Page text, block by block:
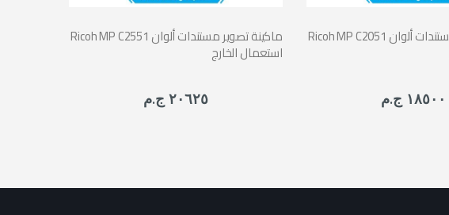
Ricoh MP C2551 ماكينة تصوير مستندات ألوان
استعمال الخارج
٢٠٦٢٥ ج.م
Ricoh MP C2051 ماكينة تصوير مستندات ألوان
١٨٥٠٠ ج.م